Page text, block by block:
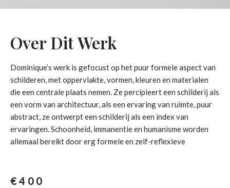
Over Dit Werk
Dominique’s werk is gefocust op het puur formele aspect van
schilderen, met oppervlakte, vormen, kleuren en materialen
die een centrale plaats nemen. Ze percipieert een schilderij als
een vorm van architectuur, als een ervaring van ruimte, puur
abstract, ze ontwerpt een schilderij als een index van
ervaringen. Schoonheid, immanentie en humanisme worden
allemaal bereikt door erg formele en zelf-reflexieve
€400